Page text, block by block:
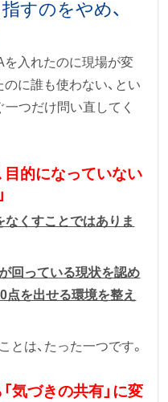
指すのをやめ、
を入れたのに現場が変
に誰も使わない、とい
一つだけ問い直してく
目的になっていない
なくすことではありま
回っている現状を認め
点を出せる環境を整え
は、たった一つです。
気づきの共有」に変